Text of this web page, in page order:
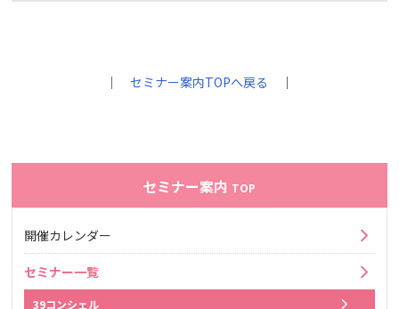
｜セミナー案内TOPへ戻る ｜
セミナー案内 TOP
開催カレンダー
セミナー一覧
39コンシェル